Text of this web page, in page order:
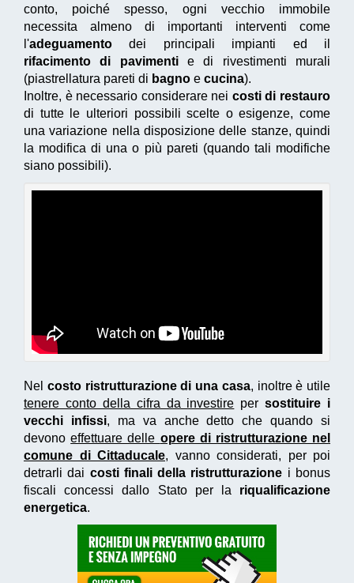
conto, poiché spesso, ogni vecchio immobile
necessita almeno di importanti interventi come
l'adeguamento dei principali impianti ed il
rifacimento di pavimentie di rivestimenti murali
(piastrellatura pareti di bagno e cucina).
Inoltre, è necessario considerare nei costi di restauro
di tutte le ulteriori possibili scelte o esigenze, come
una variazione nella disposizione delle stanze, quindi
la modifica di una o più pareti (quando tali modifiche
siano possibili).
Nel costo ristrutturazione di una casa, inoltre è utile
tenere conto della cifra da investire persostituire i
vecchi infissi, ma va anche detto che quando si
devonoeffettuare delle opere di ristrutturazione nel
comune di Cittaducale, vanno considerati, per poi
detrarli dai costi finali della ristrutturazione i bonus
fiscali concessi dallo Stato per la riqualificazione
energetica.